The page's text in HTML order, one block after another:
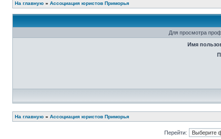
На главную » Ассоциация юристов Приморья
Для просмотра
Имя
На главную » Ассоциация юристов Приморья
Перейти: